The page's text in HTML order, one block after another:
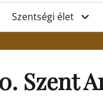
Szentségi élet
Szent